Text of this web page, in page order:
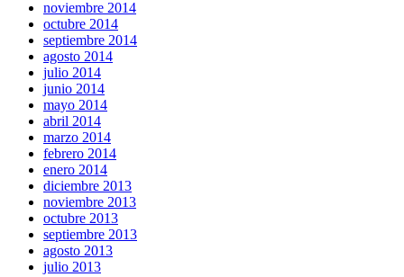
noviembre 2014
octubre 2014
septiembre 2014
agosto 2014
julio 2014
junio 2014
mayo 2014
abril 2014
marzo 2014
febrero 2014
enero 2014
diciembre 2013
noviembre 2013
octubre 2013
septiembre 2013
agosto 2013
julio 2013